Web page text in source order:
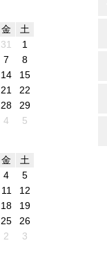
金
土
31
1
7
8
14
15
21
22
28
29
4
5
金
土
4
5
11
12
18
19
25
26
2 3